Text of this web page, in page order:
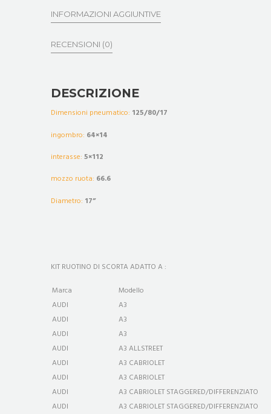
INFORMAZIONI AGGIUNTIVE
RECENSIONI (0)
DESCRIZIONE
Dimensioni pneumatico: 125/80/17
ingombro: 64×14
interasse: 5×112
mozzo ruota: 66.6
Diametro: 17”
KIT RUOTINO DI SCORTA ADATTO A :
Marca
Modello
AUDI
A3
AUDI
A3
AUDI
A3
AUDI
A3 ALLSTREET
AUDI
A3 CABRIOLET
AUDI
A3 CABRIOLET
AUDI
A3 CABRIOLET STAGGERED/DIFFERENZIATO
AUDI
A3 CABRIOLET STAGGERED/DIFFERENZIATO